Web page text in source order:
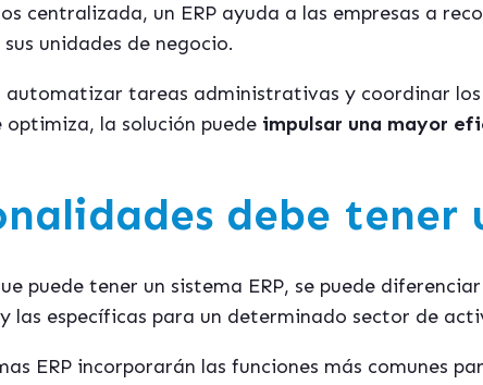
centralizada, un ERP ayuda a las empresas a
unidades de negocio.
automatizar tareas administrativas y coordinar
la solución puede impulsar una mayor
debe tener
puede tener un sistema ERP, se puede
las específicas para un determinado sector de
ERP incorporarán las funciones más comunes